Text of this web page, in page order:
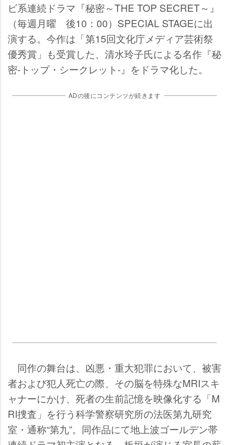
ビ系連続ドラマ『秘密～THE TOP SECRET～』
（毎週月曜 後10：00）SPECIAL STAGEに出
演する。今作は「第15回文化庁メディア芸術祭
優秀賞」も受賞した、清水玲子氏による名作『秘
密-トップ・シークレット-』をドラマ化した。
ADの後にコンテンツが続きます
同作の舞台は、凶悪・重大犯罪において、被害
者および犯人死亡の際、その脳を特殊なMRIスキ
ャナーにかけ、死者の生前記憶を映像化する「M
RI捜査」を行う科学警察研究所の法医第九研究
室・通称“第九”。同作品にて地上波ゴールデン帯